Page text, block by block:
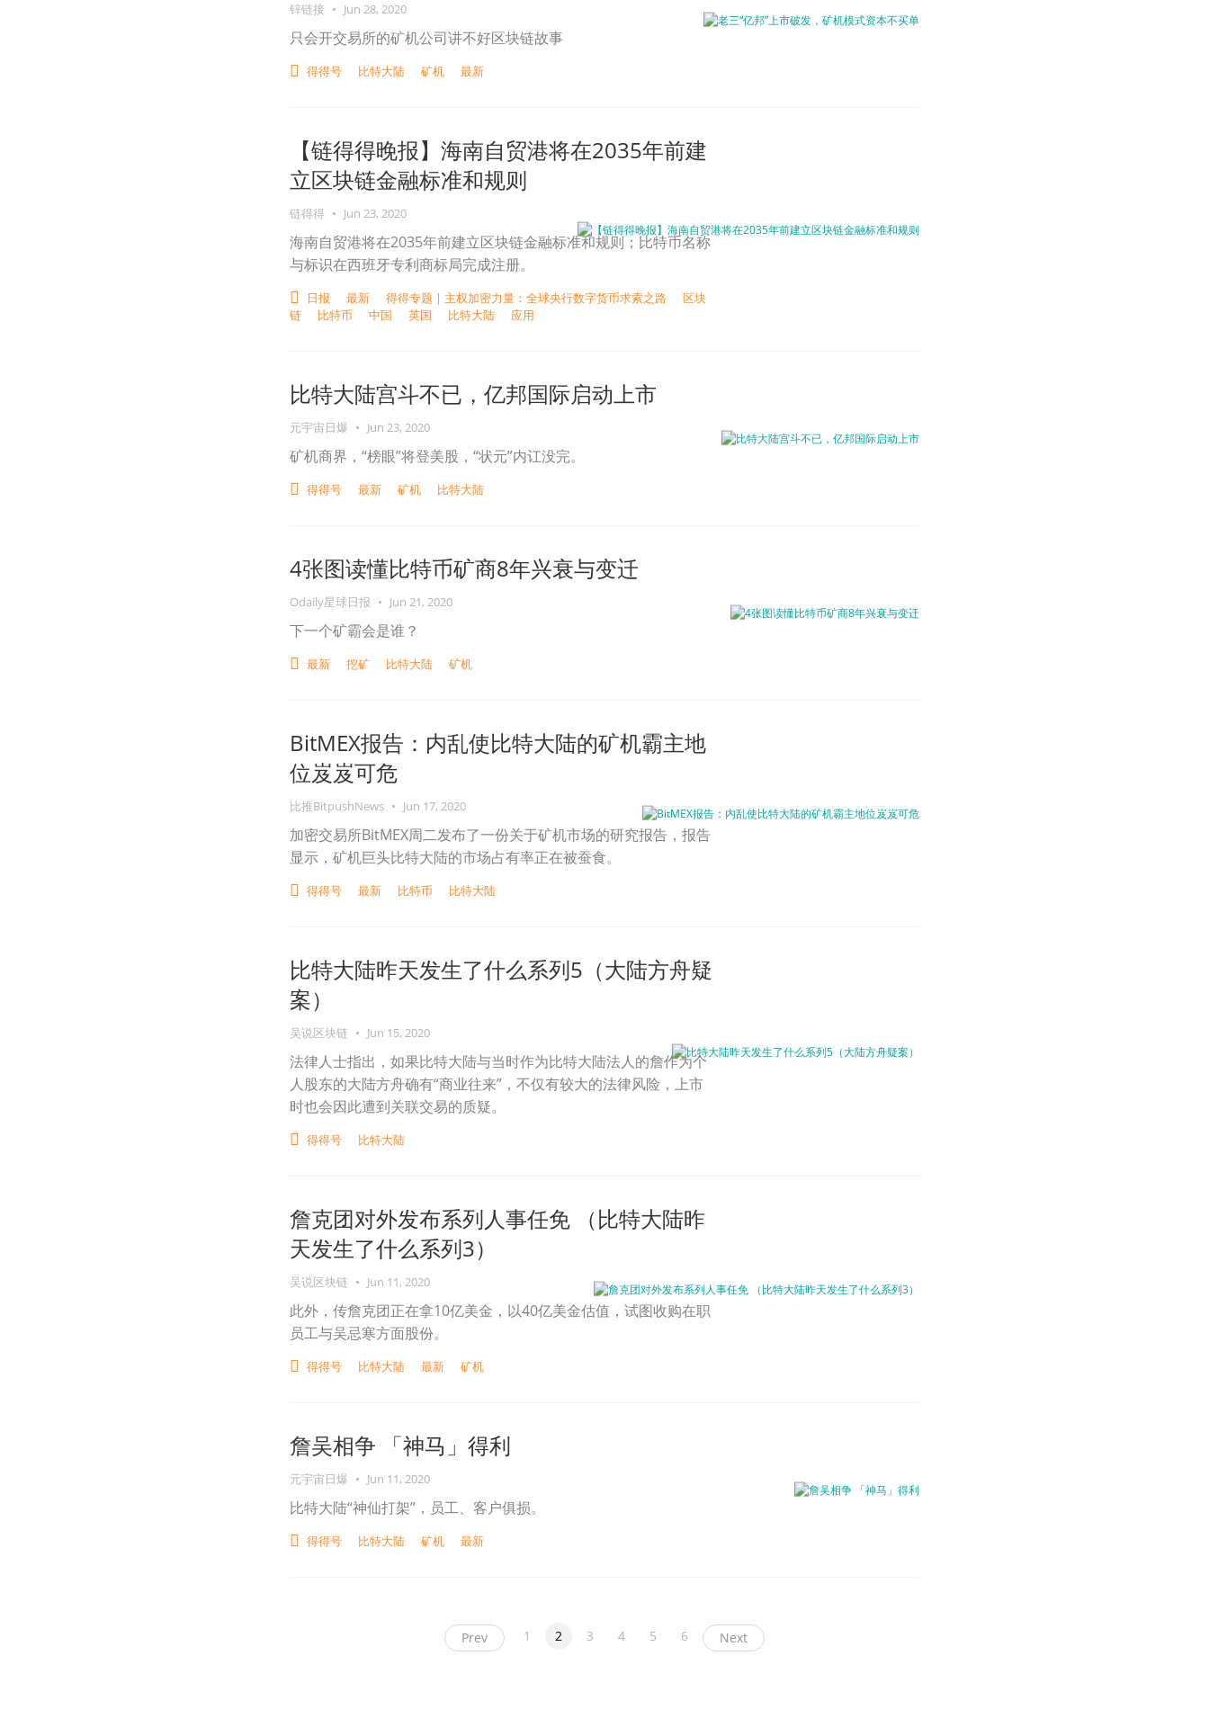
锌链接 • Jun 28, 2020
只会开交易所的矿机公司讲不好区块链故事
得得号 比特大陆 矿机 最新
【链得得晚报】海南自贸港将在2035年前建
立区块链金融标准和规则
链得得 • Jun 23, 2020
海南自贸港将在2035年前建立区块链金融标准和规则；比特币名称
与标识在西班牙专利商标局完成注册。
日报 最新 得得专题 | 主权加密力量：全球央行数字货币求索之路
区块
链
比特币 中国 英国 比特大陆 应用
比特大陆宫斗不已，亿邦国际启动上市
元宇宙日爆 • Jun 23, 2020
矿机商界，“榜眼”将登美股，“状元”内讧没完。
得得号 最新 矿机 比特大陆
4张图读懂比特币矿商8年兴衰与变迁
Odaily星球日报 • Jun 21, 2020
下一个矿霸会是谁？
最新 挖矿 比特大陆 矿机
BitMEX报告：内乱使比特大陆的矿机霸主地
位岌岌可危
比推BitpushNews • Jun 17, 2020
加密交易所BitMEX周二发布了一份关于矿机市场的研究报告，报告
显示，矿机巨头比特大陆的市场占有率正在被蚕食。
得得号 最新 比特币 比特大陆
比特大陆昨天发生了什么系列5（大陆方舟疑
案）
吴说区块链 • Jun 15, 2020
法律人士指出，如果比特大陆与当时作为比特大陆法人的詹作为个
人股东的大陆方舟确有“商业往来”，不仅有较大的法律风险，上市
时也会因此遭到关联交易的质疑。
得得号 比特大陆
詹克团对外发布系列人事任免 （比特大陆昨
天发生了什么系列3）
吴说区块链 • Jun 11, 2020
此外，传詹克团正在拿10亿美金，以40亿美金估值，试图收购在职
员工与吴忌寒方面股份。
得得号 比特大陆 最新 矿机
詹吴相争 「神马」得利
元宇宙日爆 • Jun 11, 2020
比特大陆“神仙打架”，员工、客户俱损。
得得号 比特大陆 矿机 最新
Prev 1 2 3 4 5 6 Next